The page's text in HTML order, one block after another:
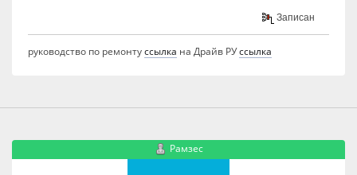
Записан
руководство по ремонтуссылка на Драйв РУссылка
Рамзес